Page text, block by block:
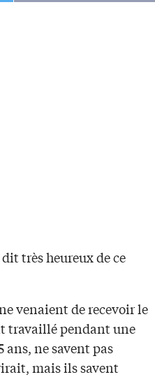
très heureux de ce
venaient de recevoir le
travaillé pendant une
ans, ne savent pas
mais ils savent